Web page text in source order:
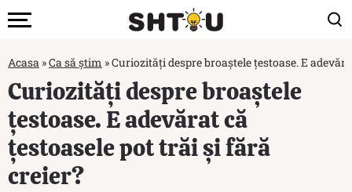
Acasa »Ca să știm »Curiozități despre broaștele țestoase. E
Curiozități despre broaștele
țestoase. E adevărat că
țestoasele pot trăi și fără
creier?